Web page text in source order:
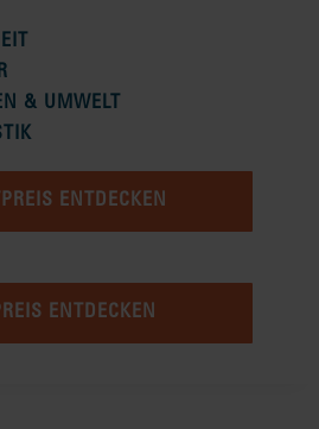
& UMWELT
ENTDECKEN
ENTDECKEN